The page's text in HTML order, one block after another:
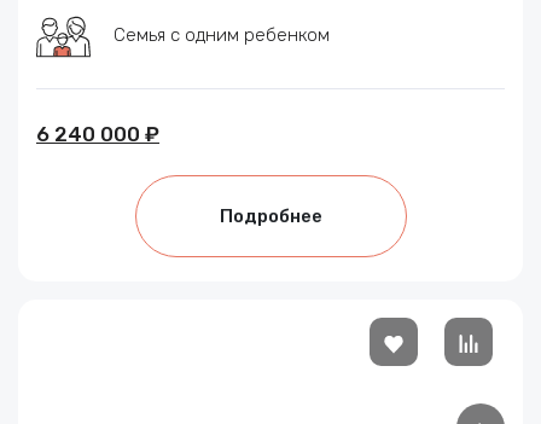
Семья с одним ребенком
6 240 000 ₽
Подробнее